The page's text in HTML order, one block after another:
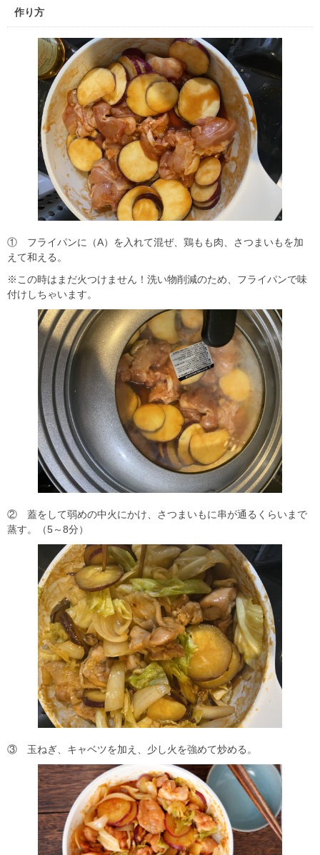
作り方
① フライパンに（A）を入れて混ぜ、鶏もも肉、さつまいもを加
えて和える。
※この時はまだ火つけません！洗い物削減のため、フライパンで味
付けしちゃいます。
② 蓋をして弱めの中火にかけ、さつまいもに串が通るくらいまで
蒸す。（5～8分）
③ 玉ねぎ、キャベツを加え、少し火を強めて炒める。